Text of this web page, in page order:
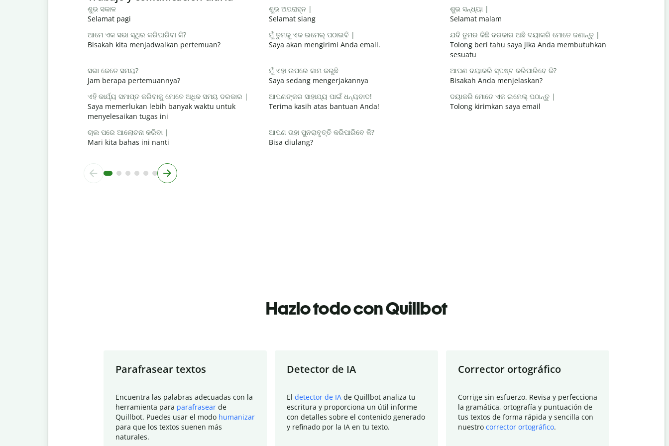
ଶୁଭ ସକାଳ
Selamat pagi
ଶୁଭ ଅପରାହ୍ନ |
Selamat siang
ଶୁଭ ସନ୍ଧ୍ୟା |
Selamat malam
ଆମେ ଏକ ସଭା ସ୍ଥିର କରିପାରିବା କି?
Bisakah kita menjadwalkan pertemuan?
ମୁଁ ତୁମକୁ ଏକ ଇମେଲ୍ ପଠାଇବି |
Saya akan mengirimi Anda email.
ଯଦି ତୁମର କିଛି ଦରକାର ଅଛି ଦୟାକରି ମୋତେ ଜଣାନ୍ତୁ |
Tolong beri tahu saya jika Anda membutuhkan
sesuatu
ସଭା କେତେ ସମୟ?
Jam berapa pertemuannya?
ମୁଁ ଏହା ଉପରେ କାମ କରୁଛି
Saya sedang mengerjakannya
ଆପଣ ଦୟାକରି ସ୍ପଷ୍ଟ କରିପାରିବେ କି?
Bisakah Anda menjelaskan?
ଏହି କାର୍ଯ୍ୟ ସମାପ୍ତ କରିବାକୁ ମୋତେ ଅଧିକ ସମୟ ଦରକାର |
Saya memerlukan lebih banyak waktu untuk
menyelesaikan tugas ini
ଆପଣଙ୍କର ସାହାଯ୍ୟ ପାଇଁ ଧନ୍ୟବାଦ!
Terima kasih atas bantuan Anda!
ଦୟାକରି ମୋତେ ଏକ ଇମେଲ୍ ପଠାନ୍ତୁ |
Tolong kirimkan saya email
ଚାଲ ପରେ ଆଲୋଚନା କରିବା |
Mari kita bahas ini nanti
ଆପଣ ତାହା ପୁନରାବୃତ୍ତି କରିପାରିବେ କି?
Bisa diulang?
Hazlo todo con Quillbot
Parafrasear textos
Encuentra las palabras adecuadas con la
herramienta para parafrasear de
Quillbot. Puedes usar el modo humanizar
para que los textos suenen más
naturales.
Detector de IA
El detector de IA de Quillbot analiza tu
escritura y proporciona un útil informe
con detalles sobre el contenido generado
y refinado por la IA en tu texto.
Corrector ortográfico
Corrige sin esfuerzo. Revisa y perfecciona
la gramática, ortografía y puntuación de
tus textos de forma rápida y sencilla con
nuestro corrector ortográfico.